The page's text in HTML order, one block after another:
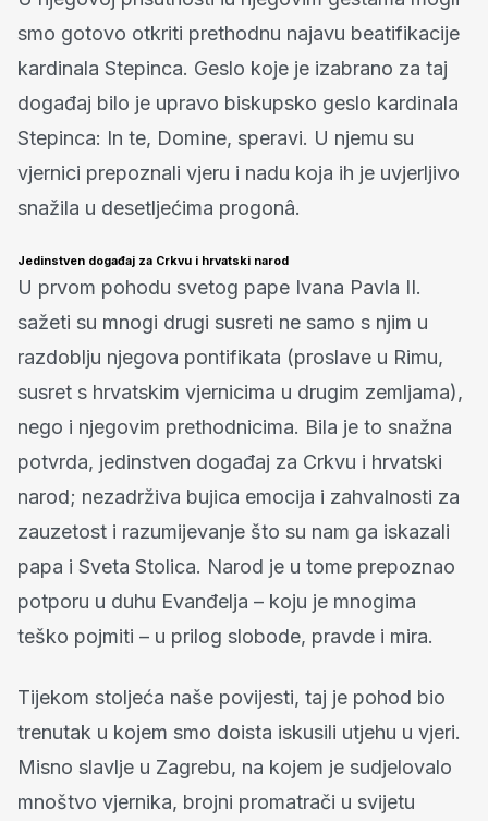
smo gotovo otkriti prethodnu najavu beatifikacije
kardinala Stepinca. Geslo koje je izabrano za taj
događaj bilo je upravo biskupsko geslo kardinala
Stepinca: In te, Domine, speravi. U njemu su
vjernici prepoznali vjeru i nadu koja ih je uvjerljivo
snažila u desetljećima progonâ.
Jedinstven događaj za Crkvu i hrvatski narod
U prvom pohodu svetog pape Ivana Pavla II.
sažeti su mnogi drugi susreti ne samo s njim u
razdoblju njegova pontifikata (proslave u Rimu,
susret s hrvatskim vjernicima u drugim zemljama),
nego i njegovim prethodnicima. Bila je to snažna
potvrda, jedinstven događaj za Crkvu i hrvatski
narod; nezadrživa bujica emocija i zahvalnosti za
zauzetost i razumijevanje što su nam ga iskazali
papa i Sveta Stolica. Narod je u tome prepoznao
potporu u duhu Evanđelja – koju je mnogima
teško pojmiti – u prilog slobode, pravde i mira.
Tijekom stoljeća naše povijesti, taj je pohod bio
trenutak u kojem smo doista iskusili utjehu u vjeri.
Misno slavlje u Zagrebu, na kojem je sudjelovalo
mnoštvo vjernika, brojni promatrači u svijetu